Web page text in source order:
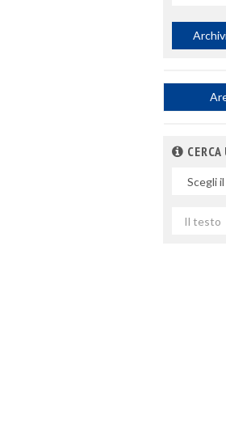
campo
per